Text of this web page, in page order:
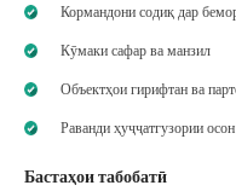
Кормандони содиқ дар
Кӯмаки сафар ва манзил
Объектҳои гирифтан ва
Раванди ҳуҷҷатгузории осон
Бастаҳои табобатӣ